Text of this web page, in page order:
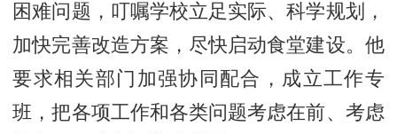
困难问题，叮嘱学校立足实际、科学规划，
加快完善改造方案，尽快启动食堂建设。他
要求相关部门加强协同配合，成立工作专
班，把各项工作和各类问题考虑在前、考虑